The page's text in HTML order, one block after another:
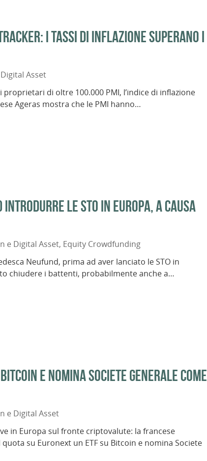
i tassi di inflazione superano i
Asset
proprietari di oltre 100.000 PMI, l’indice di inflazione
Ageras mostra che le PMI hanno…
le STO in Europa, a causa
e Digital Asset, Equity Crowdfunding
Neufund, prima ad aver lanciato le STO in
chiudere i battenti, probabilmente anche a…
e nomina Societe Generale come
e Digital Asset
in Europa sul fronte criptovalute: la francese
su Euronext un ETF su Bitcoin e nomina Societe